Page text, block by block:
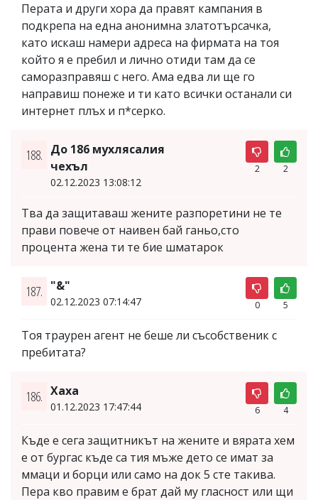
Перата и други хора да правят кампания в
подкрепа на една анонимна златотърсачка,
като искаш намери адреса на фирмата на тоя
който я е пребил и лично отиди там да се
саморазправяш с него. Ама едва ли ще го
направиш понеже и ти като всички останали си
интернет плъх и п*серко.
188. До 186 мухлясалия
чехъл
02.12.2023 13:08:12
2 2
Тва да защитаваш жените разпоретини не те
прави повече от наивен бай ганьо,сто
процента жена ти те бие шматарок
187. "&"
02.12.2023 07:14:47 0 5
Тоя траурен агент не беше ли съсобственик с
пребитата?
186. Хаха
01.12.2023 17:47:44 6 4
Къде е сега защитникът на жените и вярата хем
е от бургас къде са тия мъже дето се имат за
ммаци и борци или само на док 5 сте такива.
Пера кво правим е брат дай му гласност или щи